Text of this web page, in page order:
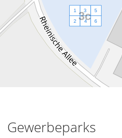
1 3
5
2
6
4
3c
Gewerbeparks